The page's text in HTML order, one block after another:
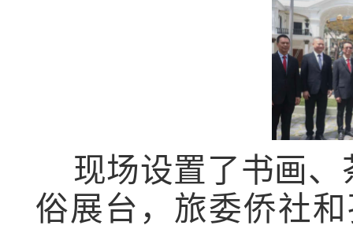
现场设置了书画
俗展台，旅委侨社